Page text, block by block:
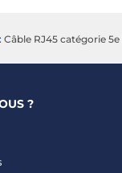
Câble RJ45 catégorie 5e
?